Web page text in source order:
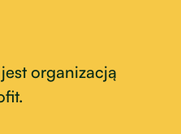
organizacją